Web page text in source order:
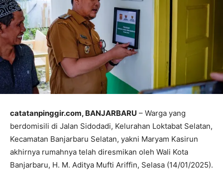
catatanpinggir.com, BANJARBARU – Warga yang
berdomisili di Jalan Sidodadi, Kelurahan Loktabat Selatan,
Kecamatan Banjarbaru Selatan, yakni Maryam Kasirun
akhirnya rumahnya telah diresmikan oleh Wali Kota
Banjarbaru, H. M. Aditya Mufti Ariffin, Selasa (14/01/2025).